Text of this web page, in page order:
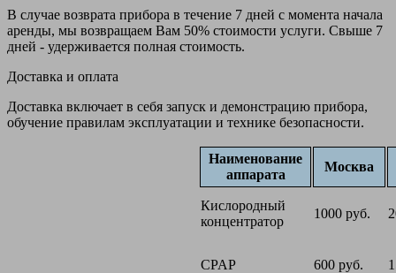
В случае возврата прибора в течение 7 дней с момента начала
аренды, мы возвращаем Вам 50% стоимости услуги. Свыше 7
дней - удерживается полная стоимость.
Доставка и оплата
Доставка включает в себя запуск и демонстрацию прибора,
обучение правилам эксплуатации и технике безопасности.
Наименование
аппарата
Москва
Кислородный
концентратор
1000 руб.
CPAP 600 руб.